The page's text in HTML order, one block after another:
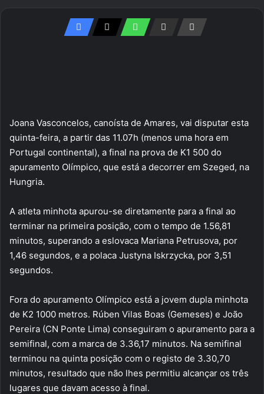
Joana Vasconcelos, canoísta de Amares, vai disputar esta
quinta-feira, a partir das 11.07h (menos uma hora em
Portugal continental), a final na prova de K1 500 do
apuramento Olímpico, que está a decorrer em Szeged, na
Hungria.
A atleta minhota apurou-se diretamente para a final ao
terminar na primeira posição, com o tempo de 1.56,81
minutos, superando a eslovaca Mariana Petrusova, por
1,46 segundos, e a polaca Justyna Iskrzycka, por 3,51
segundos.
Fora do apuramento Olímpico está a jovem dupla minhota
de K2 1000 metros. Rúben Vilas Boas (Gemeses) e João
Pereira (CN Ponte Lima) conseguiram o apuramento para a
semifinal, com a marca de 3.36,17 minutos. Na semifinal
terminou na quinta posição com o registo de 3.30,70
minutos, resultado que não lhes permitiu alcançar os três
lugares que davam acesso à final.